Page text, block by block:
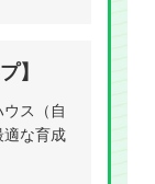
】
ウス（自
適な育成